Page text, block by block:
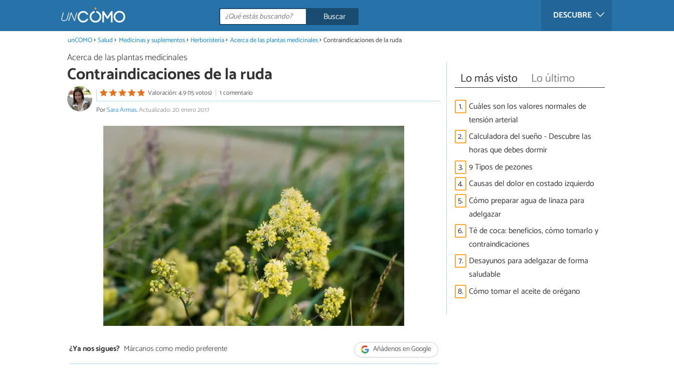
DESCUBRE
Buscar
unCOMO Salud Medicinas y suplementos Herboristería Acerca de las plantas medicinales Contraindicaciones de la ruda
Acerca de las plantas medicinales
Contraindicaciones de la ruda
Valoración: 4.9 (15 votos)
1 comentario
PorSara Armas.Actualizado: 20 enero 2017
¿Ya nos sigues? Márcanos como medio preferente Añádenos en Google
Lo más visto Lo último
1. Cuáles son los valores normales de
tensión arterial
2. Calculadora del sueño - Descubre las
horas que debes dormir
3. 9 Tipos de pezones
4. Causas del dolor en costado izquierdo
5. Cómo preparar agua de linaza para
adelgazar
6. Té de coca: beneficios, cómo tomarlo y
contraindicaciones
7. Desayunos para adelgazar de forma
saludable
8. Cómo tomar el aceite de orégano